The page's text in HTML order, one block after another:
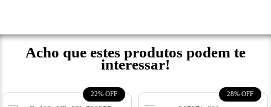
Acho que estes produtos podem te
interessar!
22% OFF 28% OFF